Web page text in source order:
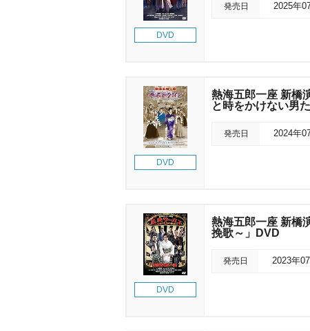
DVD
発売日 2025年
DVD
熱海五郎一座 新橋
と時をかけない男
発売日 2024年
DVD
熱海五郎一座 新橋
挽歌～」DVD
発売日 2023年